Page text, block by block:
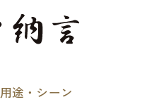
用途・シーン